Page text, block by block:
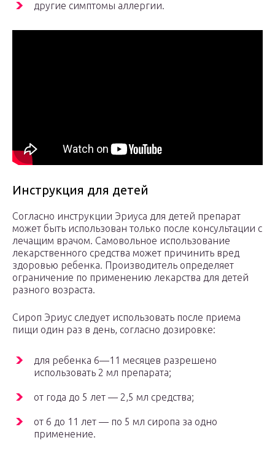
другие симптомы аллергии.
Инструкция для детей
Согласно инструкции Эриуса для детей препарат
может быть использован только после консультации с
лечащим врачом. Самовольное использование
лекарственного средства может причинить вред
здоровью ребенка. Производитель определяет
ограничение по применению лекарства для детей
разного возраста.
Сироп Эриус следует использовать после приема
пищи один раз в день, согласно дозировке:
для ребенка 6—11 месяцев разрешено
использовать 2 мл препарата;
от года до 5 лет — 2,5 мл средства;
от 6 до 11 лет — по 5 мл сиропа за одно
применение.